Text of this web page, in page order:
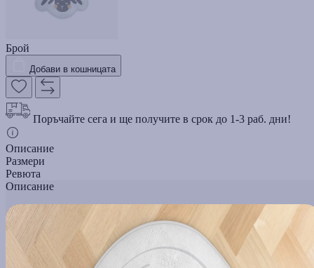
Брой
Добави в кошницата
Поръчайте сега и ще получите в срок до 1-3 раб. дни!
Описание
Размери
Ревюта
Описание